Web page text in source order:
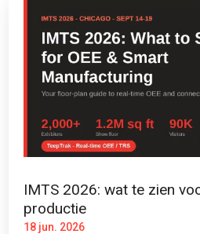
IMTS 2026: wat te zien
productie
18 jun. 2026